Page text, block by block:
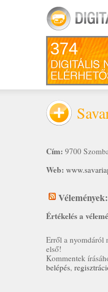
374
Cím: 9700
Web:
Vélemények:
Értékelés a
Erről a nyomdáról
első!
Kommentek
belépés,